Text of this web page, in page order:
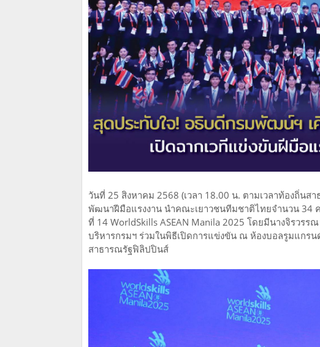
วันที่ 25 สิงหาคม 2568 (เวลา 18.00 น. ตามเวลาท้องถิ่
พัฒนาฝีมือแรงงาน นำคณะเยาวชนทีมชาติไทยจำนวน 34
ที่ 14 WorldSkills ASEAN Manila 2025 โดยมีนางจิรว
บริหารกรมฯ ร่วมในพิธีเปิดการแข่งขัน ณ ห้องบอลรูมแกร
สาธารณรัฐฟิลิปปินส์